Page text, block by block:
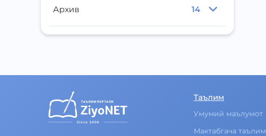
Архив 14
Таълим
Умумий маълумот
Мактабгача таълим